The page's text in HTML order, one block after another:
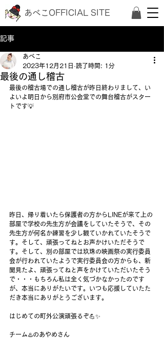
あべこOFFICIAL SITE
記事
最後の通し稽古
あべこ
2023年12月21日 読了時間: 1分
最後の稽古場での通し稽古が昨日終わりまして、い
よいよ明日から別府市公会堂での舞台稽古がスター
トです💡
昨日、帰り着いたら保護者の方からLINEが来て上の
部屋で学校の先生方が会議をしていたそうで、その
先生方が何名か練習を少し観ていかれていたそうで
す。そして、頑張ってねとお声かけいただそうで
す。そして、別の部屋では玖珠の映画祭の実行委員
会が行われていたようで実行委員会の方からも、新
聞見たよ、頑張ってねと声をかけていただいたそう
で・・・もちろん私は全く気づかなかったのです
が、本当にありがたいです。いつも応援していたた
だき本当にありがとうございます。
はじめての町外公演頑張るぞ💪✨
チーム♨️のあやめさん